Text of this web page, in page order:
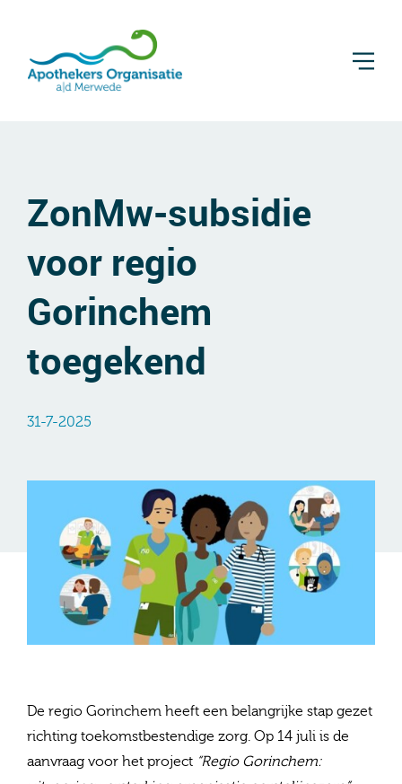
ZonMw-subsidie
voor regio
Gorinchem
toegekend
31-7-2025
De regio Gorinchem heeft een belangrijke stap gezet
richting toekomstbestendige zorg. Op 14 juli is de
aanvraag voor het project “Regio Gorinchem: